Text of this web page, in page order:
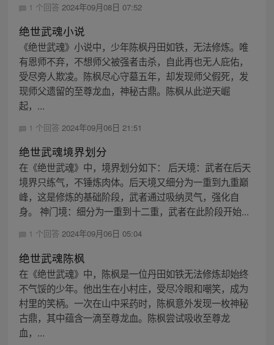
1 个回答 2024年09月08日 07:52
绝世武魂小说
《绝世武魂》小说中，少年陈枫丹田如铁，无法修炼。唯
有恩师不弃，不想师父被强者击杀，自此再也无人庇佑，
受尽旁人欺凌。陈枫尽心守墓五年，却发现师父假死，发
现师父遗留的至尊龙血，神秘古鼎。陈枫从此逆天崛
起，...
1 个回答 2024年09月06日 21:51
绝世武魂境界划分
在《绝世武魂》中，境界划分如下： 后天境：武者在后天
境界只练气，不锤炼肉体。后天境又细分为一重到九重巅
峰，这是修炼的基础阶段，武者通过吸纳灵气，强化自
身。 神门境：细分为一重到十二重，武者在此阶段开始...
1 个回答 2024年09月06日 05:04
绝世武魂陈枫
在《绝世武魂》中，陈枫是一位丹田如铁无法修炼却始终
不气馁的少年。他出生在小村庄，受尽冷眼和嘲笑，成为
村里的笑柄。一次在山中采药时，陈枫意外发现一枚神秘
古鼎，其中蕴含一滴至尊龙血。陈枫尝试吸收至尊龙
血，...